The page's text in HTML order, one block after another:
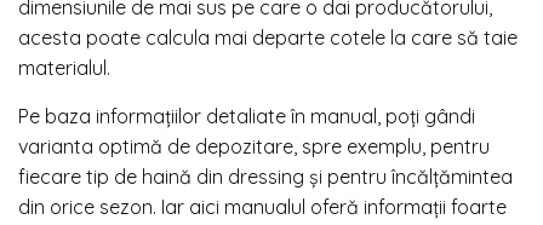
dimensiunile de mai sus pe care o dai producătorului,
acesta poate calcula mai departe cotele la care să taie
materialul.
Pe baza informațiilor detaliate în manual, poți gândi
varianta optimă de depozitare, spre exemplu, pentru
fiecare tip de haină din dressing și pentru încălțămintea
din orice sezon. Iar aici manualul oferă informații foarte